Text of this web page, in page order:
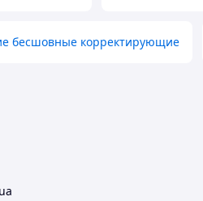
бесшовные корректирующие